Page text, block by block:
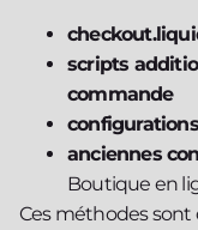
scripts
commande
anciennes
Boutique en
Ces méthodes